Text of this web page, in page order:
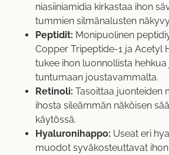
niasiiniamidia kirkastaa ihon
tummien silmänalusten
Peptidit: Monipuolinen
Copper Tripeptide-1 ja Acetyl
tukee ihon luonnollista hehkua
tuntumaan joustavammalta.
Retinoli: Tasoittaa juonteiden
ihosta sileämmän näköisen
käytössä.
Hyaluronihappo: Useat eri
muodot syväkosteuttavat